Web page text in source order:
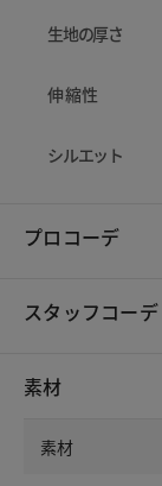
生地の厚さ
伸縮性
シルエット
プロコーデ
スタッフコーデ
素材
素材